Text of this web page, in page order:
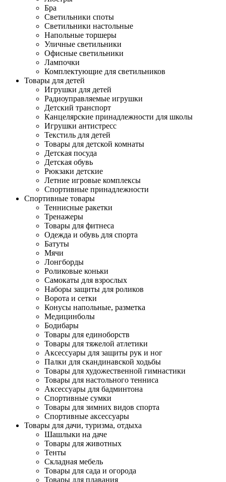
Бра
Светильники споты
Светильники настольные
Напольные торшеры
Уличные светильники
Офисные светильники
Лампочки
Комплектующие для светильников
Товары для детей
Игрушки для детей
Радиоуправляемые игрушки
Детский транспорт
Канцелярские принадлежности для школы
Игрушки антистресс
Текстиль для детей
Товары для детской комнаты
Детская посуда
Детская обувь
Рюкзаки детские
Летние игровые комплексы
Спортивные принадлежности
Спортивные товары
Теннисные ракетки
Тренажеры
Товары для фитнеса
Одежда и обувь для спорта
Батуты
Мячи
Лонгборды
Роликовые коньки
Самокаты для взрослых
Наборы защиты для роликов
Ворота и сетки
Конусы напольные, разметка
Медицинболы
Бодибары
Товары для единоборств
Товары для тяжелой атлетики
Аксессуары для защиты рук и ног
Палки для скандинавской ходьбы
Товары для художественной гимнастики
Товары для настольного тенниса
Аксессуары для бадминтона
Спортивные сумки
Товары для зимних видов спорта
Спортивные аксессуары
Товары для дачи, туризма, отдыха
Шашлыки на даче
Товары для животных
Тенты
Складная мебель
Товары для сада и огорода
Товары для плавания